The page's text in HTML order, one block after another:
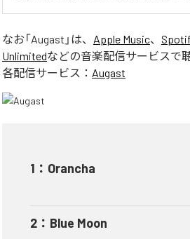
なお「Augast 」は、 Apple Music、
Unlimitedなどの音楽配信サービスで
各配信サービス： Augast
1 ： Orancha
2 ： Blue Moon